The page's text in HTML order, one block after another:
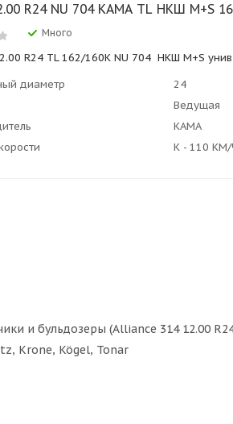
R24 NU 704 КАМА TL НКШ M+S
Много
R24 TL 162/160K NU 704 НКШ M+S унив
диаметр
24
Ведущая
КАМА
К - 110 КМ/
и бульдозеры (Alliance 314 12.00
Krone, Kögel, Tonar